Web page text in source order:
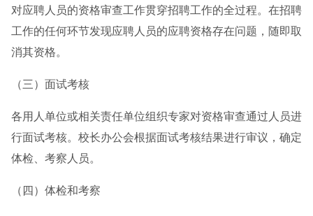
对应聘人员的资格审查工作贯穿招聘工作的全过程。在招聘
工作的任何环节发现应聘人员的应聘资格存在问题，随即取
消其资格。
（三）面试考核
各用人单位或相关责任单位组织专家对资格审查通过人员进
行面试考核。校长办公会根据面试考核结果进行审议，确定
体检、考察人员。
（四）体检和考察